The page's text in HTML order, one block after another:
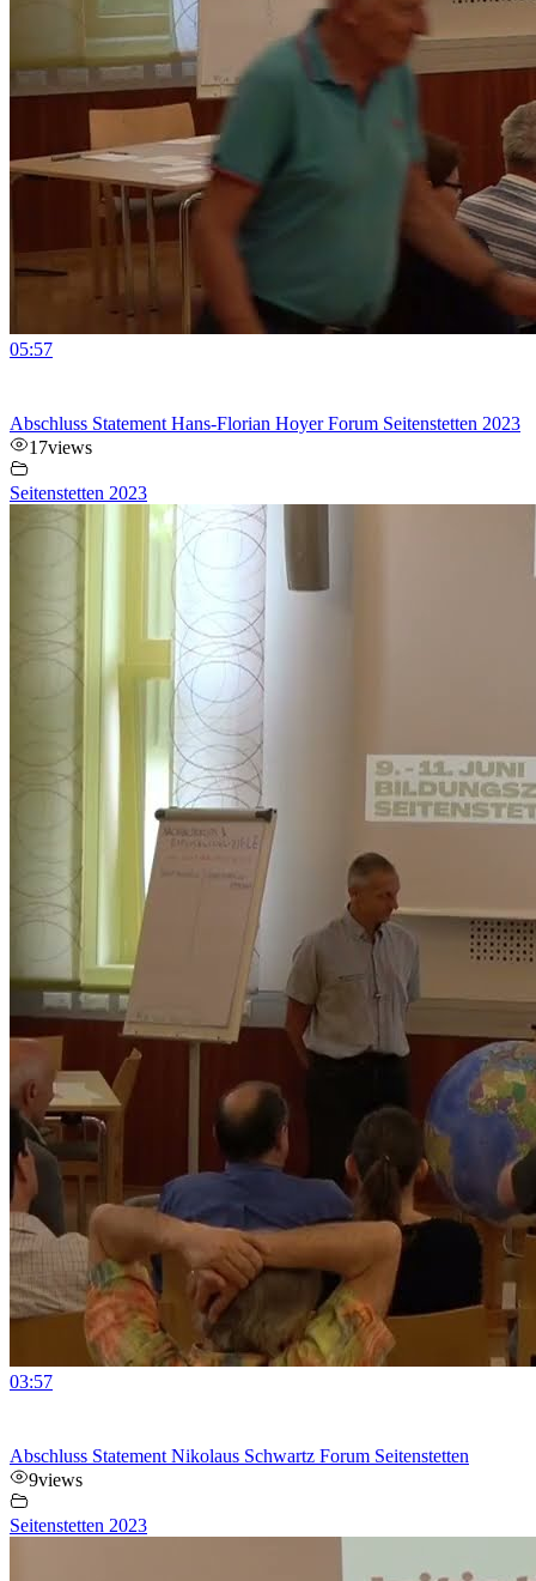
05:57
Abschluss Statement Hans-Florian Hoyer Forum Seitenstetten 2023
17views
Seitenstetten 2023
03:57
Abschluss Statement Nikolaus Schwartz Forum Seitenstetten
9views
Seitenstetten 2023